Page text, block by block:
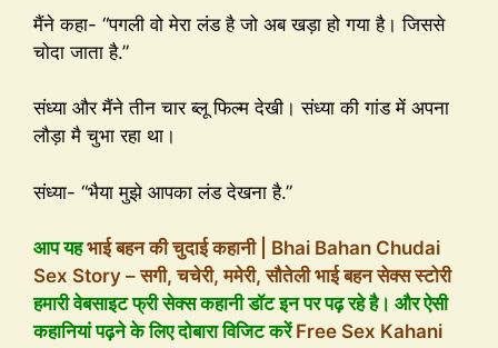
मैंने कहा- “पगली वो मेरा लंड है जो अब खड़ा हो गया है। जिससे
चोदा जाता है.”
संध्या और मैंने तीन चार ब्लू फिल्म देखी। संध्या की गांड में अपना
लौड़ा मै चुभा रहा था।
संध्या- “भैया मुझे आपका लंड देखना है.”
आप यहभाई बहन की चुदाई कहानी | Bhai Bahan Chudai
Sex Story – सगी, चचेरी, ममेरी, सौतेली भाई बहन सेक्स स्टोरी
हमारी वेबसाइट फ्री सेक्स कहानी डॉट इन पर पढ़ रहे है। और ऐसी
कहानियां पढ़ने के लिए दोबारा विजिट करेंFree Sex Kahani